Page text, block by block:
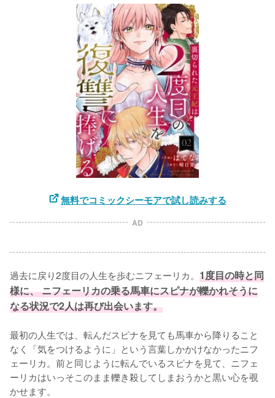
無料でコミックシーモアで試し読みする
AD
過去に戻り2度目の人生を歩むニフェーリカ。 1度目の時と同
様に、 ニフェーリカの乗る馬車にスピナが轢かれそうに
なる状況で2人は再び出会います。
最初の人生では、転んだスピナを見ても馬車から降りること
なく「気をつけるように」という言葉しかかけなかったニフ
ェーリカ。前と同じように転んでいるスピナを見て、ニフェ
ーリカはいっそこのまま轢き殺してしまおうかと黒い心を覗
かせます。